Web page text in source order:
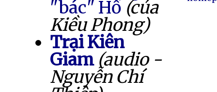
"bác" Hồ (của
Kiều Phong)
Trại Kiên
Giam (audio -
Nguyễn Chí